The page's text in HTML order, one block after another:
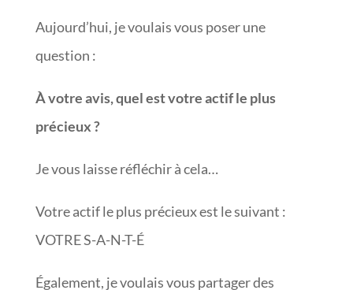
Aujourd’hui, je voulais vous poser une
question :
À votre avis, quel est votre actif le plus
précieux ?
Je vous laisse réfléchir à cela…
Votre actif le plus précieux est le suivant :
VOTRE S-A-N-T-É
Également, je voulais vous partager des